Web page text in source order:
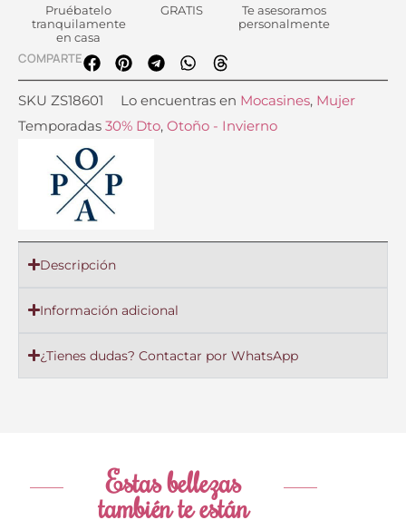
Pruébatelo
tranquilamente
en casa
GRATIS
Te asesoramos
personalmente
COMPARTE
SKU ZS18601 Lo encuentras en Mocasines, Mujer
Temporadas 30% Dto, Otoño - Invierno
Descripción
Información adicional
¿Tienes dudas? Contactar por WhatsApp
Estas bellezas
también te están